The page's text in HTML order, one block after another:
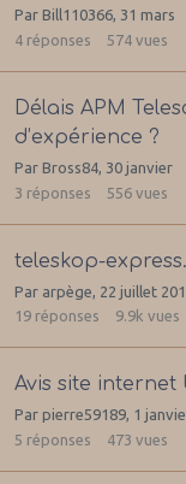
Par Bill110366, 31 mars
4 réponses 574 vues
Délais APM
d’expérience ?
Par Bross84, 30 janvier
3 réponses 556 vues
teleskop-
Par arpège 22 juillet
19 réponses 9.9k vues
Avis site internet
Par pierre59189, 1
5 réponses 473 vues